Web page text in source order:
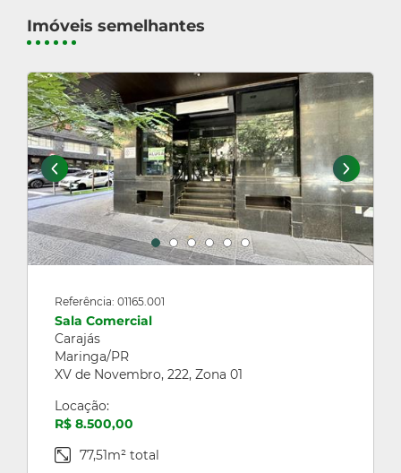
Imóveis semelhantes
Referência: 01165.001
Sala Comercial
Carajás
Maringa/PR
XV de Novembro, 222, Zona 01
Locação:
R$ 8.500,00
77,51m² total